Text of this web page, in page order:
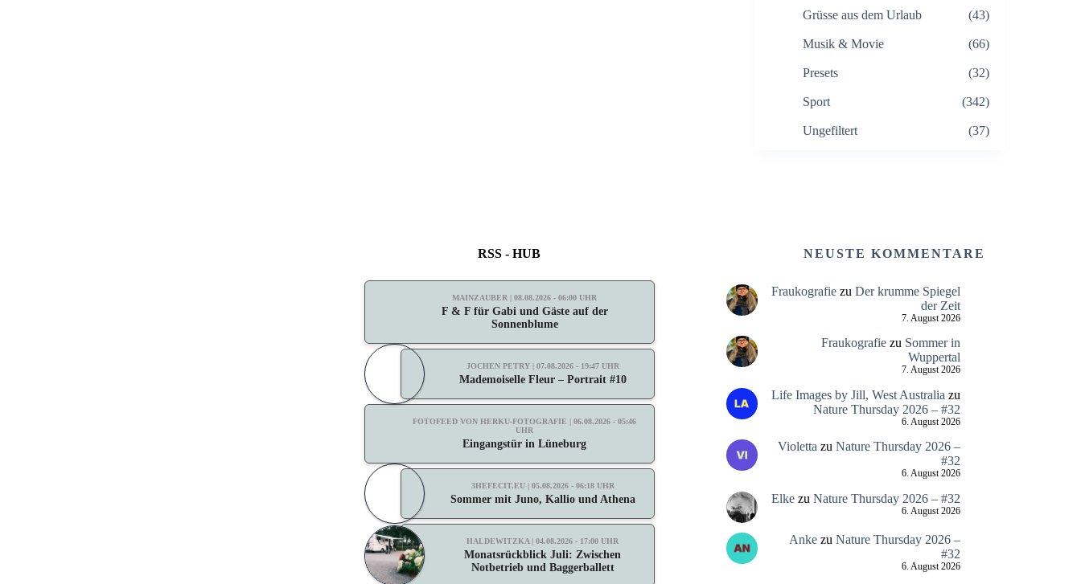
Grüsse aus dem Urlaub (43)
Musik & Movie (66)
Presets (32)
Sport (342)
Ungefiltert (37)
RSS - HUB
MAINZAUBER | 08.08.2026 - 06:00 UHR
F & F für Gabi und Gäste auf der
Sonnenblume
JOCHEN PETRY | 07.08.2026 - 19:47 UHR
Mademoiselle Fleur – Portrait #10
FOTOFEED VON HERKU-FOTOGRAFIE | 06.08.2026 - 05:46
UHR
Eingangstür in Lüneburg
3HEFECIT.EU | 05.08.2026 - 06:18 UHR
Sommer mit Juno, Kallio und Athena
HALDEWITZKA | 04.08.2026 - 17:00 UHR
Monatsrückblick Juli: Zwischen
Notbetrieb und Baggerballett
NEUSTE KOMMENTARE
Fraukografiezu Der krumme Spiegel
der Zeit
7. August 2026
Fraukografiezu Sommer in
Wuppertal
7. August 2026
Life Images by Jill, West Australia zu
Nature Thursday 2026 – #32
6. August 2026
Violettazu Nature Thursday 2026 –
#32
6. August 2026
Elkezu Nature Thursday 2026 – #32
6. August 2026
Ankezu Nature Thursday 2026 –
#32
6. August 2026